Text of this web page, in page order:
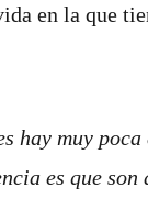
en la que
hay muy
es que